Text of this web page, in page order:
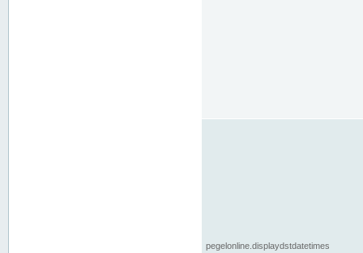
pegelonline.displaydstdatetimes